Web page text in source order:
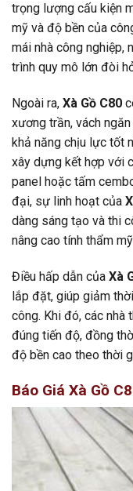
trọng lượng cấu kiện
mỹ và độ bền của
mái nhà công nghiệp,
trình quy mô lớn đòi
Ngoài ra, Xà Gồ C80
xương trần, vách
khả năng chịu lực tốt
xây dựng kết hợp với
panel hoặc tấm
đại, sự linh hoạt của
dàng sáng tạo và thi
nâng cao tính thẩm
Điều hấp dẫn của Xà
lắp đặt, giúp giảm
công. Khi đó, các nhà
đúng tiến độ, đồng
độ bền cao theo thời
Báo Giá Xà Gồ